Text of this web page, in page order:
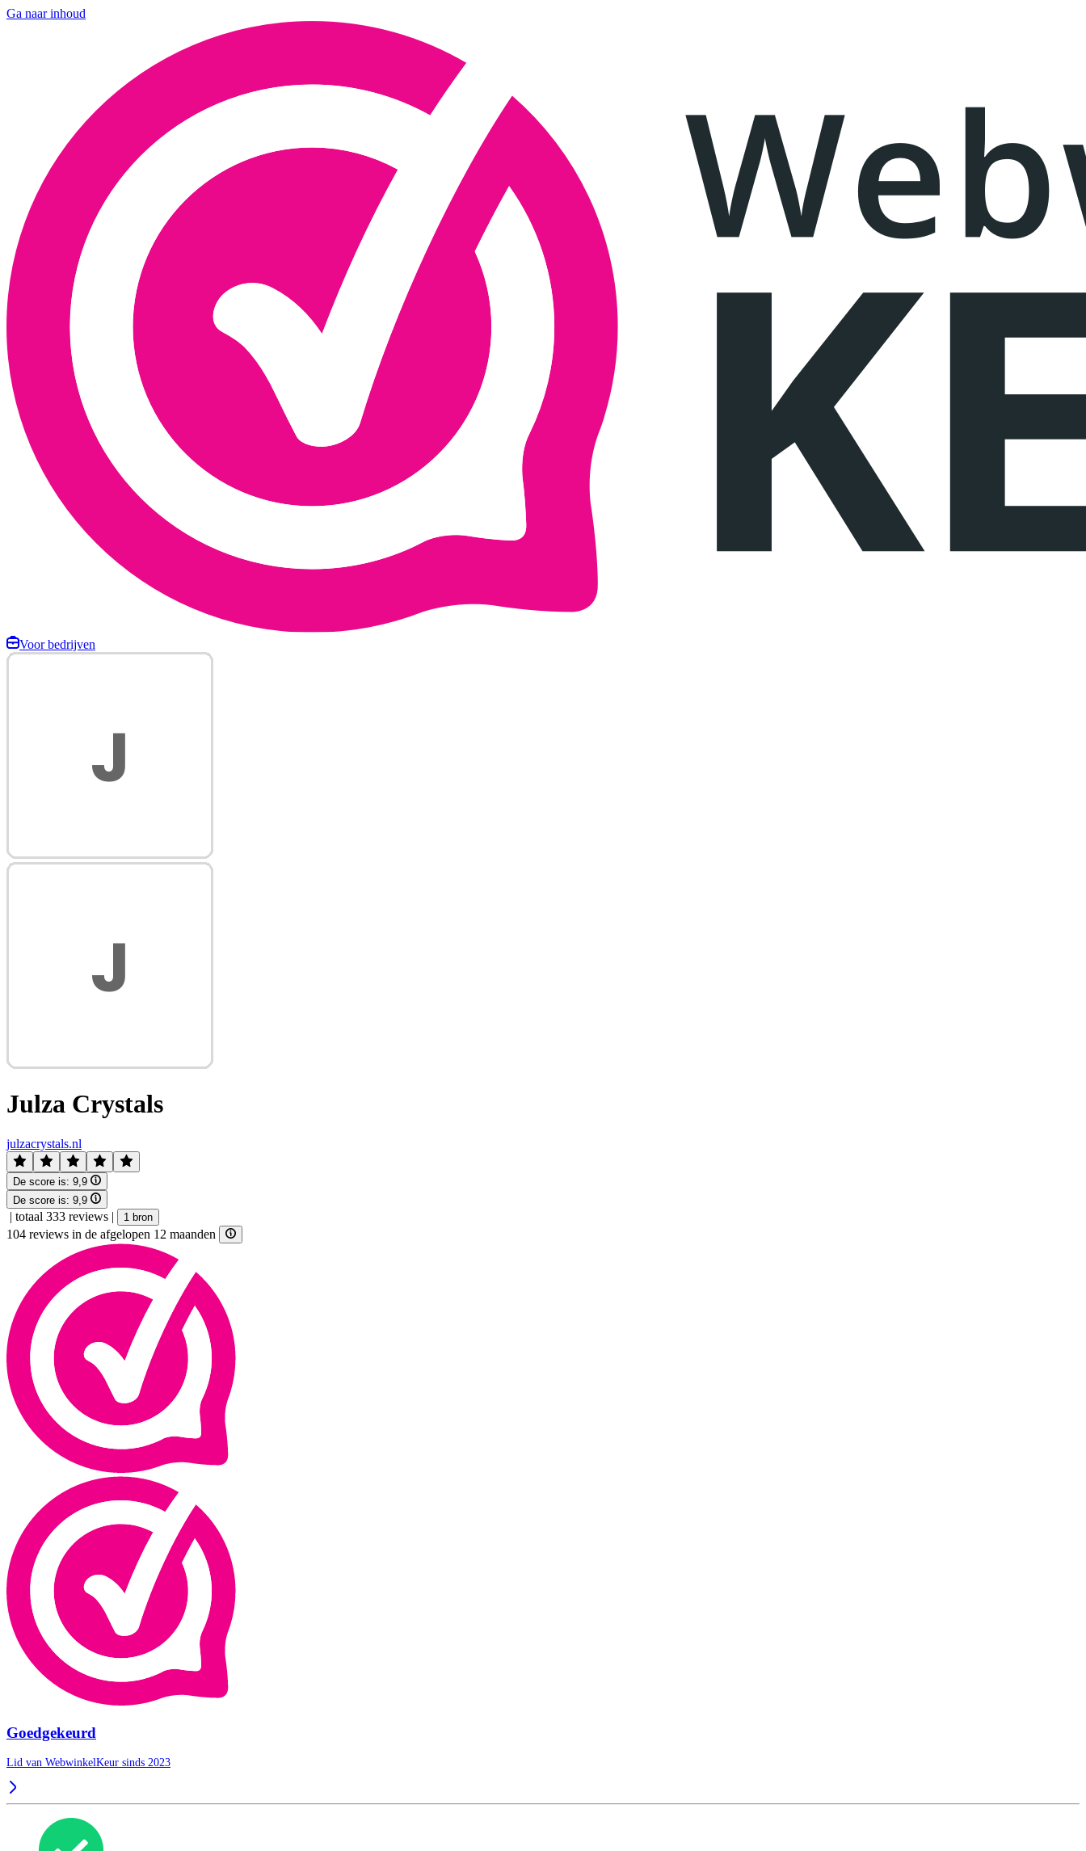
Ga naar inhoud
Voor bedrijven
Julza Crystals
julzacrystals.nl
De score is: 9,9
De score is: 9,9
| totaal 333 reviews | 1 bron
104 reviews in de afgelopen 12 maanden
Goedgekeurd
Lid van WebwinkelKeur sinds 2023